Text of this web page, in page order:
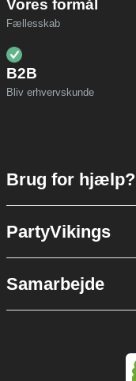
Vores formål
Fællesskab
B2B
Bliv erhvervskunde
Brug for hjælp?
PartyVikings
Samarbejde